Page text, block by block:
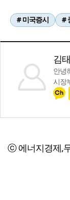
# 미국증시 #
김
안녕
시장
ⓒ 에너지경제,